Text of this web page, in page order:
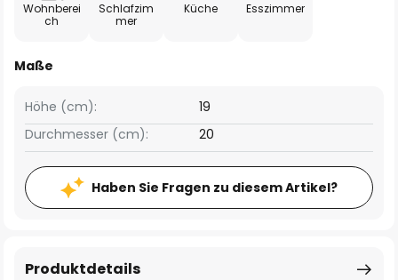
Wohnberei
ch
Schlafzim
mer
Küche Esszimmer
Maße
Höhe (cm):
19
Durchmesser (cm):
20
Haben Sie Fragen zu diesem Artikel?
Produktdetails